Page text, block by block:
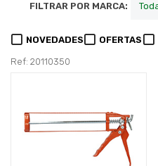
FILTRAR POR MARCA:
NOVEDADES OFERTAS
Ref: 20110350